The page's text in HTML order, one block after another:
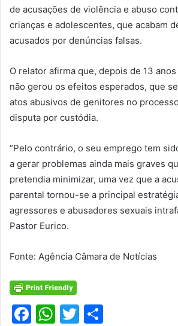
de acusações de violência e abuso
crianças e adolescentes, que acabam
acusados por denúncias falsas.
O relator afirma que, depois de 13
não gerou os efeitos esperados, que
atos abusivos de genitores no
disputa por custódia.
“Pelo contrário, o seu emprego tem
a gerar problemas ainda mais graves
pretendia minimizar, uma vez que a
parental tornou-se a principal
agressores e abusadores sexuais
Pastor Eurico.
Fonte: Agência Câmara de Notícias
F
W T